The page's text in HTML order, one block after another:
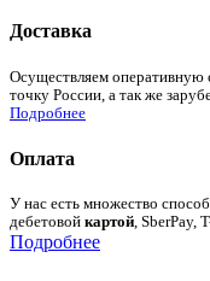
Доставка
Осуществляем
точку России, а так же
Подробнее
Оплата
У нас есть множество
дебетовой картой, SberPay,
Подробнее